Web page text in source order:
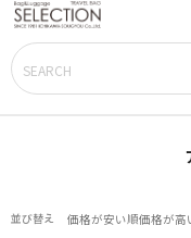
並び替え 価格が安い順価格が高